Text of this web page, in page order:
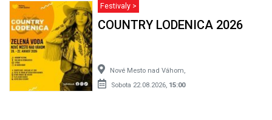
Festivaly >
COUNTRY LODENICA 2026
Nové Mesto nad Váhom,
Sobota 22.08.2026, 15:00